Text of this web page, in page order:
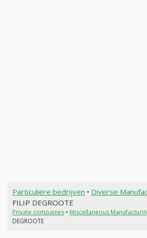
Particuliere bedrijven • Diverse
FILIP DEGROOTE
Private companies• Miscellaneous
DEGROOTE